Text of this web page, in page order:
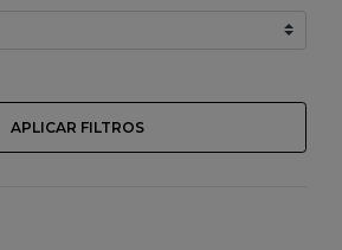
APLICAR FILTROS